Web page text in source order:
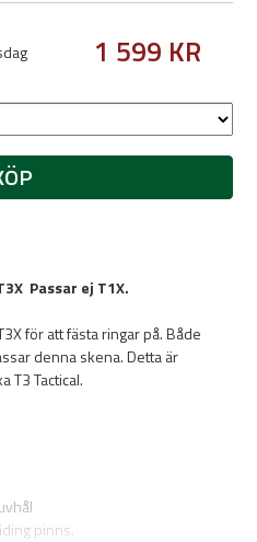
1 599 KR
Passar ej T1X.
för att fästa ringar på. Både
denna skena. Detta är
T3 Tactical.
pinns.